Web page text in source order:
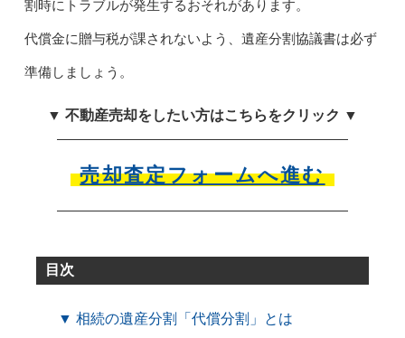
割時にトラブルが発生するおそれがあります。
代償金に贈与税が課されないよう、遺産分割協議書は必ず
準備しましょう。
▼ 不動産売却をしたい方はこちらをクリック ▼
売却査定フォームへ進む
目次
▼ 相続の遺産分割「代償分割」とは